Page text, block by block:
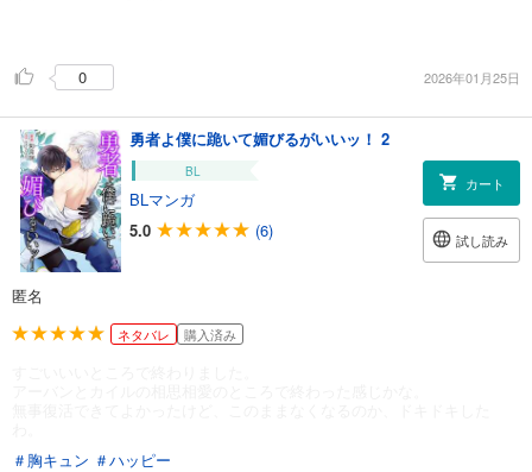
0 2026年01月25日
勇者よ僕に跪いて媚びるがいいッ！ 2
BL
BLマンガ
5.0
(6)
カート
試し読み
匿名
ネタバレ 購入済み
＃胸キュン ＃ハッピー